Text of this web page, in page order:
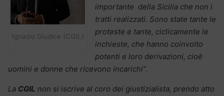
Ignazio Giudice (CGIL)
importante della Sicilia che non i
tratti realizzati. Sono state tante le
proteste e tante, ciclicamente le
inchieste, che hanno coinvolto
potenti e loro derivazioni, cioè
uomini e donne che ricevono incarichi’‘.
La CGIL non si iscrive al coro dei giustizialista, prendo atto